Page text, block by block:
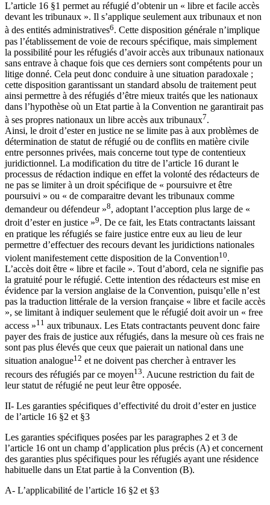
L’article 16 §1 permet au réfugié d’obtenir un « libre et facile accès
devant les tribunaux ». Il s’applique seulement aux tribunaux et non
à des entités administratives6. Cette disposition générale n’implique
pas l’établissement de voie de recours spécifique, mais simplement
la possibilité pour les réfugiés d’avoir accès aux tribunaux nationaux
sans entrave à chaque fois que ces derniers sont compétents pour un
litige donné. Cela peut donc conduire à une situation paradoxale ;
cette disposition garantissant un standard absolu de traitement peut
ainsi permettre à des réfugiés d’être mieux traités que les nationaux
dans l’hypothèse où un Etat partie à la Convention ne garantirait pas
à ses propres nationaux un libre accès aux tribunaux7.
Ainsi, le droit d’ester en justice ne se limite pas à aux problèmes de
détermination de statut de réfugié ou de conflits en matière civile
entre personnes privées, mais concerne tout type de contentieux
juridictionnel. La modification du titre de l’article 16 durant le
processus de rédaction indique en effet la volonté des rédacteurs de
ne pas se limiter à un droit spécifique de « poursuivre et être
poursuivi » ou « de comparaitre devant les tribunaux comme
demandeur ou défendeur »8, adoptant l’acception plus large de «
droit d’ester en justice »9. De ce fait, les Etats contractants laissant
en pratique les réfugiés se faire justice entre eux au lieu de leur
permettre d’effectuer des recours devant les juridictions nationales
violent manifestement cette disposition de la Convention10.
L’accès doit être « libre et facile ». Tout d’abord, cela ne signifie pas
la gratuité pour le réfugié. Cette intention des rédacteurs est mise en
évidence par la version anglaise de la Convention, puisqu’elle n’est
pas la traduction littérale de la version française « libre et facile accès
», se limitant à indiquer seulement que le réfugié doit avoir un « free
access »11 aux tribunaux. Les Etats contractants peuvent donc faire
payer des frais de justice aux réfugiés, dans la mesure où ces frais ne
sont pas plus élevés que ceux que paierait un national dans une
situation analogue12 et ne doivent pas chercher à entraver les
recours des réfugiés par ce moyen13. Aucune restriction du fait de
leur statut de réfugié ne peut leur être opposée.
II- Les garanties spécifiques d’effectivité du droit d’ester en justice
de l’article 16 §2 et §3
Les garanties spécifiques posées par les paragraphes 2 et 3 de
l’article 16 ont un champ d’application plus précis (A) et concernent
des garanties plus spécifiques pour les réfugiés ayant une résidence
habituelle dans un Etat partie à la Convention (B).
A- L’applicabilité de l’article 16 §2 et §3